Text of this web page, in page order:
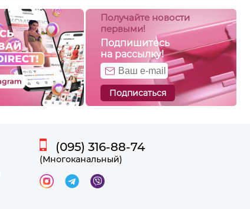
Получайте новости
первыми!
Подпишитесь
на рассылку!
Подписаться
(095) 316-88-74
(Многоканальный)